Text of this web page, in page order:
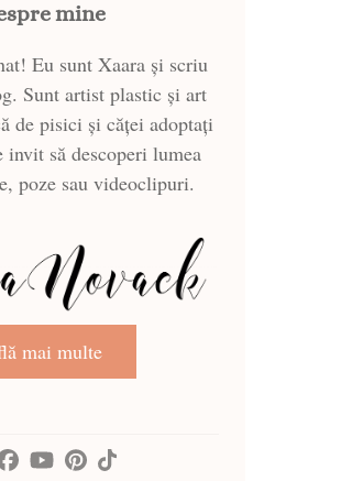
mine
Eu sunt Xaara și scriu
Sunt artist plastic și art
de pisici și căței adoptați
invit să descoperi lumea
poze sau videoclipuri.
mai multe